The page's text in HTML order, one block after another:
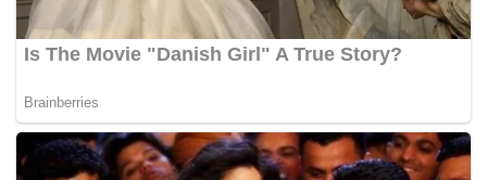
parti.
Ditanya sama ada beliau akan mempertahankan
jawatannya menentang Naib Presiden parti Rafizi Ramli
yang menyatakan hasrat bertanding jawatan itu, Mohamed
Azmin berkata itu hak Rafizi sebagai anggota parti.